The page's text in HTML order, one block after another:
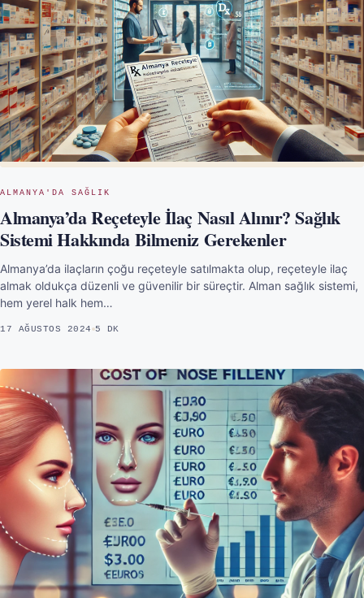
ALMANYA'DA SAĞLIK
Almanya’da Reçeteyle İlaç Nasıl Alınır? Sağlık
Sistemi Hakkında Bilmeniz Gerekenler
Almanya’da ilaçların çoğu reçeteyle satılmakta olup, reçeteyle ilaç
almak oldukça düzenli ve güvenilir bir süreçtir. Alman sağlık sistemi,
hem yerel halk hem…
17 AĞUSTOS 2024 5 DK